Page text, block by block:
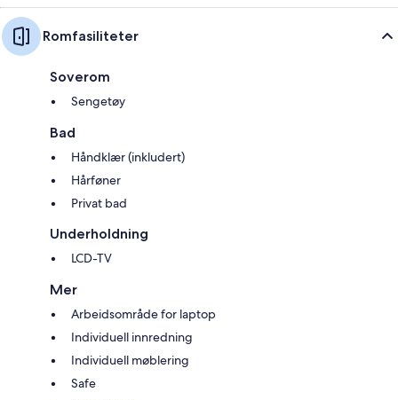
Romfasiliteter
Soverom
Sengetøy
Bad
Håndklær (inkludert)
Hårføner
Privat bad
Underholdning
LCD-TV
Mer
Arbeidsområde for laptop
Individuell innredning
Individuell møblering
Safe